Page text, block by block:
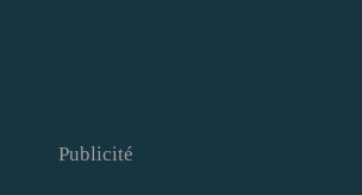
Publicité